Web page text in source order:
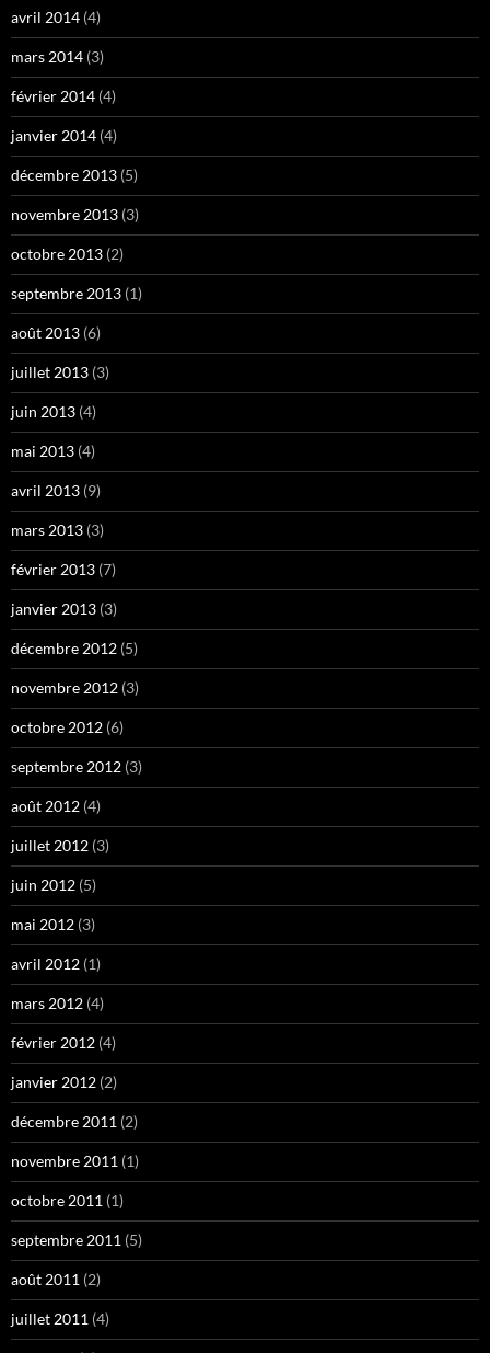
avril 2014 (4)
mars 2014 (3)
février 2014 (4)
janvier 2014 (4)
décembre 2013 (5)
novembre 2013 (3)
octobre 2013 (2)
septembre 2013 (1)
août 2013 (6)
juillet 2013 (3)
juin 2013 (4)
mai 2013 (4)
avril 2013 (9)
mars 2013 (3)
février 2013 (7)
janvier 2013 (3)
décembre 2012 (5)
novembre 2012 (3)
octobre 2012 (6)
septembre 2012 (3)
août 2012 (4)
juillet 2012 (3)
juin 2012 (5)
mai 2012 (3)
avril 2012 (1)
mars 2012 (4)
février 2012 (4)
janvier 2012 (2)
décembre 2011 (2)
novembre 2011 (1)
octobre 2011 (1)
septembre 2011 (5)
août 2011 (2)
juillet 2011 (4)